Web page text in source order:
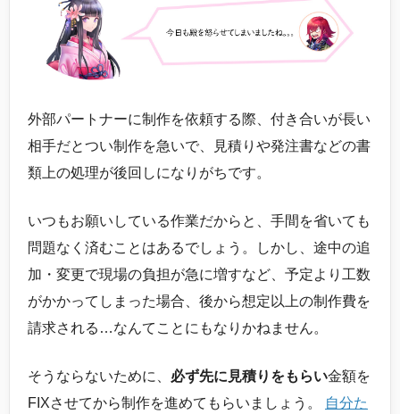
外部パートナーに制作を依頼する際、付き合いが長い
相手だとつい制作を急いで、見積りや発注書などの書
類上の処理が後回しになりがちです。
いつもお願いしている作業だからと、手間を省いても
問題なく済むことはあるでしょう。しかし、途中の追
加・変更で現場の負担が急に増すなど、予定より工数
がかかってしまった場合、後から想定以上の制作費を
請求される…なんてことにもなりかねません。
そうならないために、 必ず先に見積りをもらい金額を
FIXさせてから制作を進めてもらいましょう。
自分た